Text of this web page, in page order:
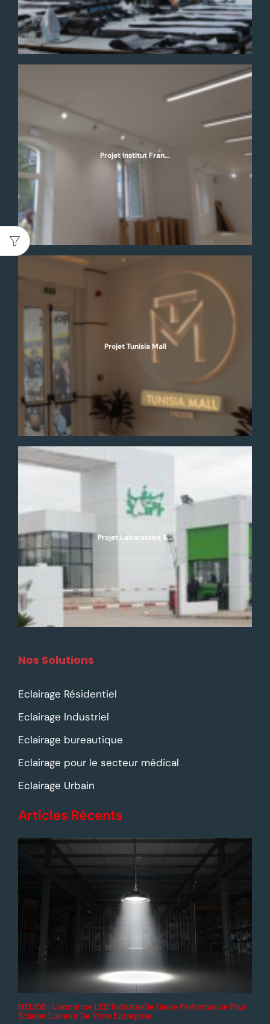
Projet Institut Fran...
Projet Tunisia Mall
Projet Laboratoire S...
Nos Solutions
Eclairage Résidentiel
Eclairage Industriel
Eclairage bureautique
Eclairage pour le secteur médical
Eclairage Urbain
Articles Récents
HELIOS : L'armature LED Industrielle Haute Performance Pour
Éclairer L'avenir De Votre Entreprise